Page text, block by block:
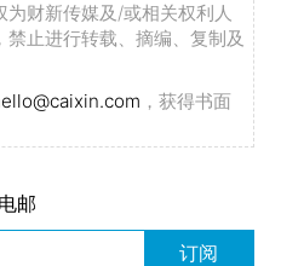
财新传媒及/或相关权利人
止进行转载、摘编、复制及
，获得书面
邮
订阅